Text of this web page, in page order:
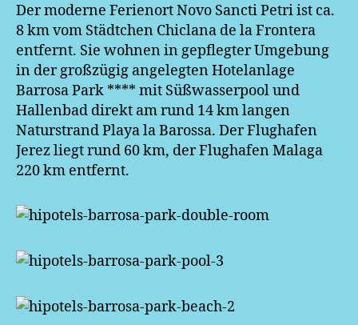
Der moderne Ferienort Novo Sancti Petri ist ca.
8 km vom Städtchen Chiclana de la Frontera
entfernt. Sie wohnen in gepflegter Umgebung
in der großzügig angelegten Hotelanlage
Barrosa Park **** mit Süßwasserpool und
Hallenbad direkt am rund 14 km langen
Naturstrand Playa la Barossa. Der Flughafen
Jerez liegt rund 60 km, der Flughafen Malaga
220 km entfernt.